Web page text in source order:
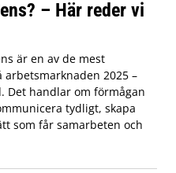
– Här reder vi
är en av de mest
2025 –
Det handlar om förmågan
tydligt, skapa
som får samarbeten och